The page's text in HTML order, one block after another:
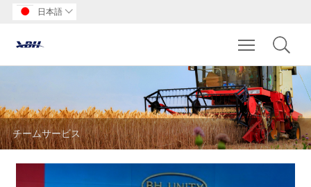
日本語 
Toggle
チームサービス